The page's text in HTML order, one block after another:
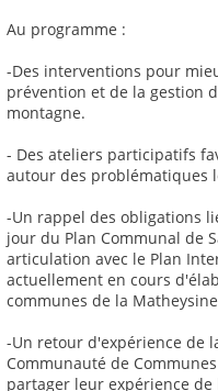
Au programme :
-Des interventions pour
prévention et de la gestion
montagne.
- Des ateliers participatifs
autour des problématiques
-Un rappel des obligations
jour du Plan Communal de
articulation avec le Plan
actuellement en cours
communes de la
-Un retour d'expérience de
Communauté de
partager leur expérience